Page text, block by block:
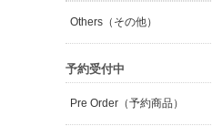
Others（その他）
予約受付中
Pre Order（予約商品）